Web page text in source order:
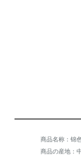
商品の産地：